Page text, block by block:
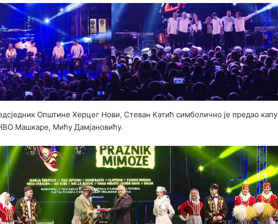
Општине Херцег Нови, Стеван Катић симболично је предао капу
Машкаре, Мићу Дамјановићу.